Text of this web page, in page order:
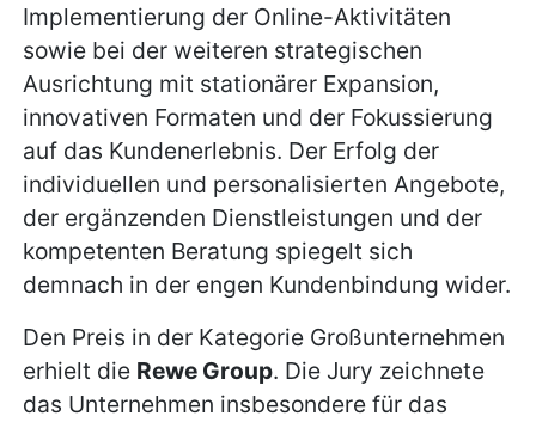
Implementierung der Online-Aktivitäten
sowie bei der weiteren strategischen
Ausrichtung mit stationärer Expansion,
innovativen Formaten und der Fokussierung
auf das Kundenerlebnis. Der Erfolg der
individuellen und personalisierten Angebote,
der ergänzenden Dienstleistungen und der
kompetenten Beratung spiegelt sich
demnach in der engen Kundenbindung wider.
Den Preis in der Kategorie Großunternehmen
erhielt die Rewe Group. Die Jury zeichnete
das Unternehmen insbesondere für das